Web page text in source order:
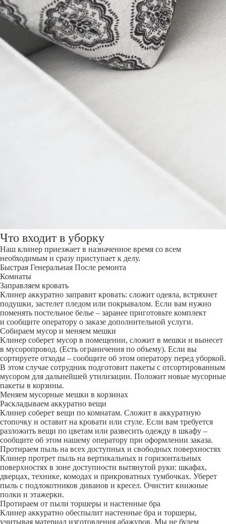
Что входит в уборку
Наш клинер приезжает в назначенное время со всем
необходимым и сразу приступает к делу.
Быстрая Генеральная После ремонта
Комнаты
Заправляем кровать
Клинер аккуратно заправит кровать: сложит одеяла, встряхнет
подушки, застелет пледом или покрывалом. Если вам нужно
поменять постельное белье – заранее приготовьте комплект
и сообщите оператору о заказе дополнительной услуги.
Собираем мусор и меняем мешки
Клинер соберет мусор в помещении, сложит в мешки и вынесет
в мусоропровод. (Есть ограничения по объему). Если вы
сортируете отходы – сообщите об этом оператору перед уборкой.
В этом случае сотрудник подготовит пакеты с отсортированным
мусором для дальнейшей утилизации. Положит новые мусорные
пакеты в корзины.
Меняем мусорные мешки в корзинах
Раскладываем аккуратно вещи
Клинер соберет вещи по комнатам. Сложит в аккуратную
стопочку и оставит на кровати или стуле. Если вам требуется
разложить вещи по цветам или развесить одежду в шкафу –
сообщите об этом нашему оператору при оформлении заказа.
Протираем пыль на всех доступных и свободных поверхностях
Клинер протрет пыль на вертикальных и горизонтальных
поверхностях в зоне доступности вытянутой руки: шкафах,
дверцах, технике, комодах и прикроватных тумбочках. Уберет
пыль с подлокотников диванов и кресел. Очистит книжные
полки и этажерки.
Протираем от пыли торшеры и настенные бра
Клинер аккуратно обеспылит настенные бра и торшеры,
учитывая материал изготовления абажуров. Мы не будем